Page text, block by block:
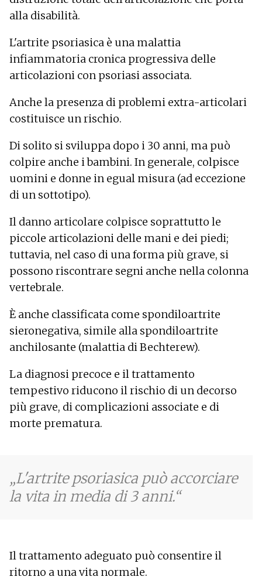
alla disabilità.
L'artrite psoriasica è una malattia
infiammatoria cronica progressiva delle
articolazioni con psoriasi associata.
Anche la presenza di problemi extra-articolari
costituisce un rischio.
Di solito si sviluppa dopo i 30 anni, ma può
colpire anche i bambini. In generale, colpisce
uomini e donne in egual misura (ad eccezione
di un sottotipo).
Il danno articolare colpisce soprattutto le
piccole articolazioni delle mani e dei piedi;
tuttavia, nel caso di una forma più grave, si
possono riscontrare segni anche nella colonna
vertebrale.
È anche classificata come spondiloartrite
sieronegativa, simile alla spondiloartrite
anchilosante (malattia di Bechterew).
La diagnosi precoce e il trattamento
tempestivo riducono il rischio di un decorso
più grave, di complicazioni associate e di
morte prematura.
L'artrite psoriasica può accorciare
la vita in media di 3 anni.
Il trattamento adeguato può consentire il
ritorno a una vita normale.